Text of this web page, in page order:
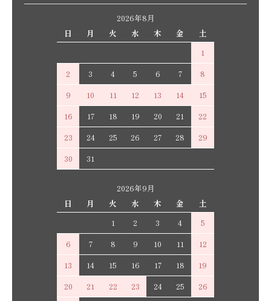
2026年8月
日
月 火 水 木 金
土
1
2
3 4 5 6 7
8
9
10 11 12 13 14
15
16
17 18 19 20 21
22
23
24 25 26 27 28
29
30
31
2026年9月
日
月 火 水 木 金
土
1
2 3 4
5
6
7 8 9 10 11
12
13
14 15 16 17 18
19
20
21 22 23 24 25
26